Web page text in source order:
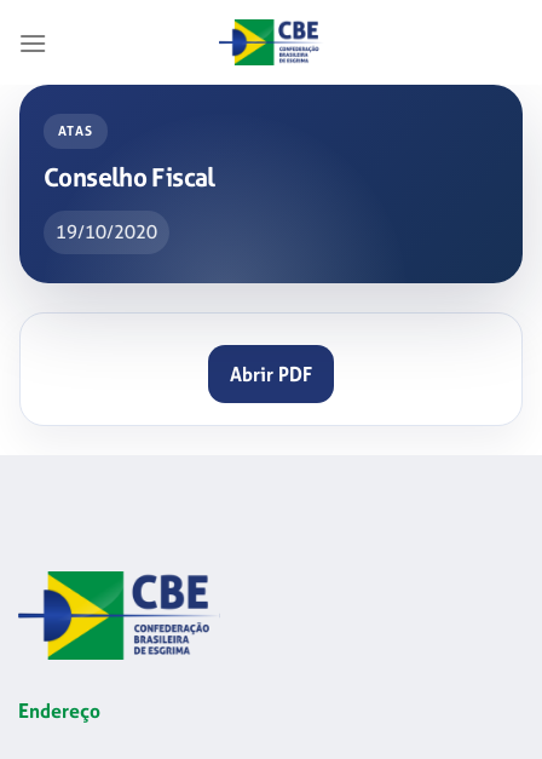
ATAS
Conselho Fiscal
19/10/2020
Abrir PDF
Endereço